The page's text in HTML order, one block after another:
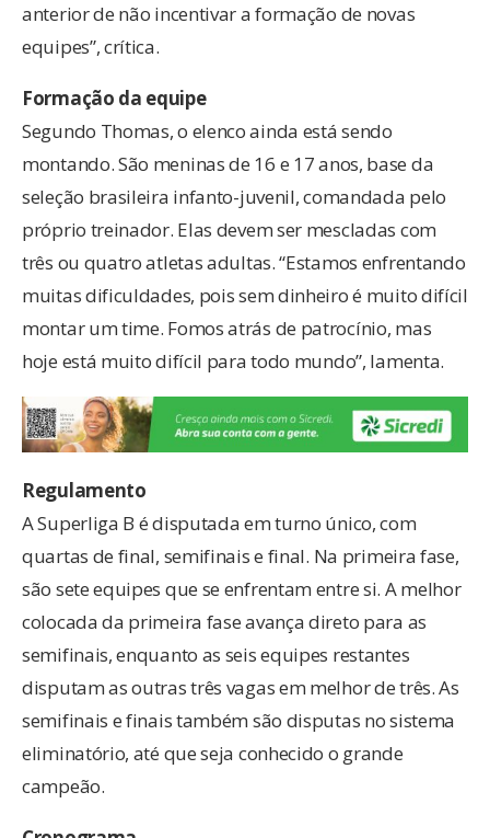
anterior de não incentivar a formação de novas
equipes”, crítica.
Formação da equipe
Segundo Thomas, o elenco ainda está sendo
montando. São meninas de 16 e 17 anos, base da
seleção brasileira infanto-juvenil, comandada pelo
próprio treinador. Elas devem ser mescladas com
três ou quatro atletas adultas. “Estamos enfrentando
muitas dificuldades, pois sem dinheiro é muito difícil
montar um time. Fomos atrás de patrocínio, mas
hoje está muito difícil para todo mundo”, lamenta.
Regulamento
A Superliga B é disputada em turno único, com
quartas de final, semifinais e final. Na primeira fase,
são sete equipes que se enfrentam entre si. A melhor
colocada da primeira fase avança direto para as
semifinais, enquanto as seis equipes restantes
disputam as outras três vagas em melhor de três. As
semifinais e finais também são disputas no sistema
eliminatório, até que seja conhecido o grande
campeão.